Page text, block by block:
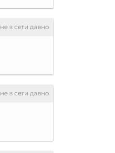
не в сети давно
не в сети давно